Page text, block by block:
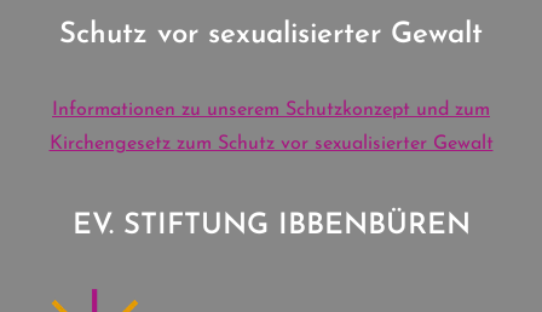
Schutz vor sexualisierter Gewalt
Informationen zu unserem Schutzkonzept und zum
Kirchengesetz zum Schutz vor sexualisierter Gewalt
EV. STIFTUNG IBBENBÜREN